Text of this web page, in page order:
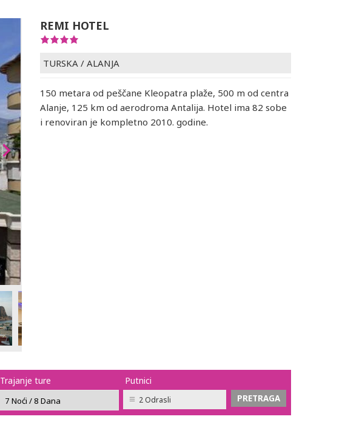
REMI HOTEL
TURSKA / ALANJA
150 metara od peščane Kleopatra plaže, 500 m od centra
Alanje, 125 km od aerodroma Antalija. Hotel ima 82 sobe
i renoviran je kompletno 2010. godine.
Trajanje ture Putnici
2 Odrasli